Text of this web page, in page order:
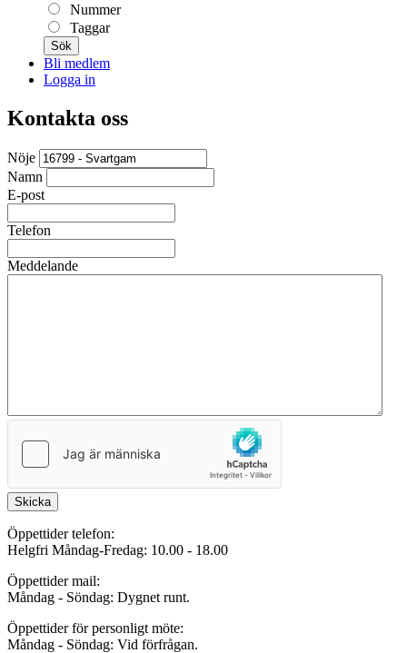
Nummer
Taggar
Sök
Bli medlem
Logga in
Kontakta oss
Nöje
Namn
E-post
Telefon
Meddelande
Skicka
Öppettider telefon:
Helgfri Måndag-Fredag: 10.00 - 18.00
Öppettider mail:
Måndag - Söndag: Dygnet runt.
Öppettider för personligt möte:
Måndag - Söndag: Vid förfrågan.